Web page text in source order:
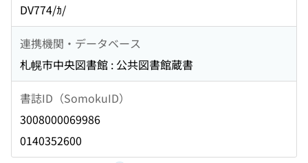
DV774/ｶ/
連携機関・データベース
札幌市中央図書館 : 公共図書館蔵書
書誌ID（SomokuID）
3008000069986
0140352600